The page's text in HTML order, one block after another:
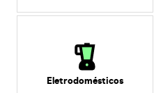
Eletrodomésticos